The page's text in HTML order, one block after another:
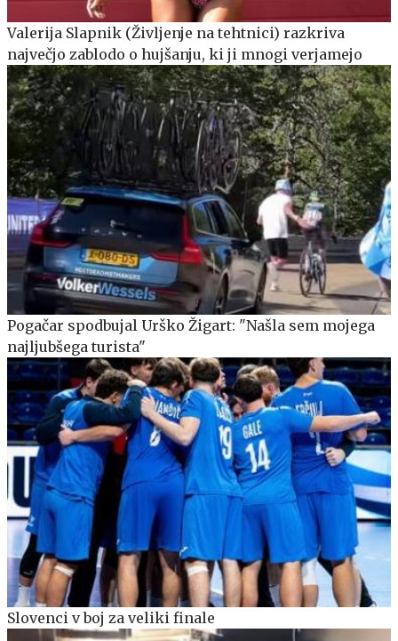
Valerija Slapnik (Življenje na tehtnici) razkriva
največjo zablodo o hujšanju, ki ji mnogi verjamejo
Pogačar spodbujal Urško Žigart: "Našla sem mojega
najljubšega turista"
Slovenci v boj za veliki finale